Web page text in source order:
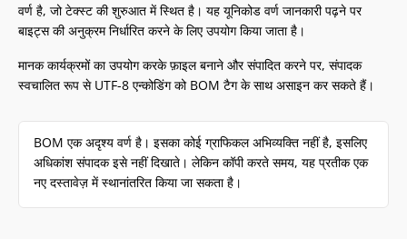
वर्ण है, जो टेक्स्ट की शुरुआत में स्थित है। यह यूनिकोड वर्ण जानकारी पढ़ने पर
बाइट्स की अनुक्रम निर्धारित करने के लिए उपयोग किया जाता है।
मानक कार्यक्रमों का उपयोग करके फ़ाइल बनाने और संपादित करने पर, संपादक
स्वचालित रूप से UTF-8 एन्कोडिंग को BOM टैग के साथ असाइन कर सकते हैं।
BOM एक अदृश्य वर्ण है। इसका कोई ग्राफिकल अभिव्यक्ति नहीं है, इसलिए
अधिकांश संपादक इसे नहीं दिखाते। लेकिन कॉपी करते समय, यह प्रतीक एक
नए दस्तावेज़ में स्थानांतरित किया जा सकता है।